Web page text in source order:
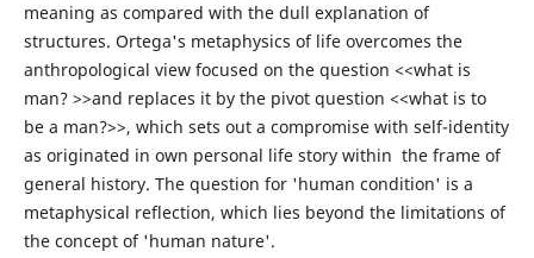
meaning as compared with the dull explanation of
structures. Ortega's metaphysics of life overcomes the
anthropological view focused on the question <<what is
man? >>and replaces it by the pivot question <<what is to
be a man?>>, which sets out a compromise with self-identity
as originated in own personal life story within the frame of
general history. The question for 'human condition' is a
metaphysical reflection, which lies beyond the limitations of
the concept of 'human nature'.